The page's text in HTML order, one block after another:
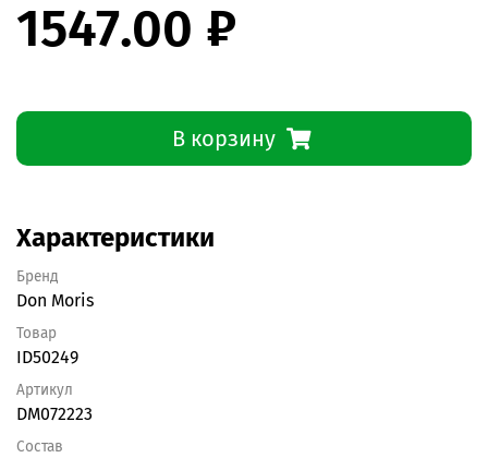
1547.00 ₽
В корзину
Характеристики
Бренд
Don Moris
Товар
ID50249
Артикул
DM072223
Состав